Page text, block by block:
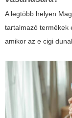
A legtöbb helyen
tartalmazó termékek
amikor az e cigi